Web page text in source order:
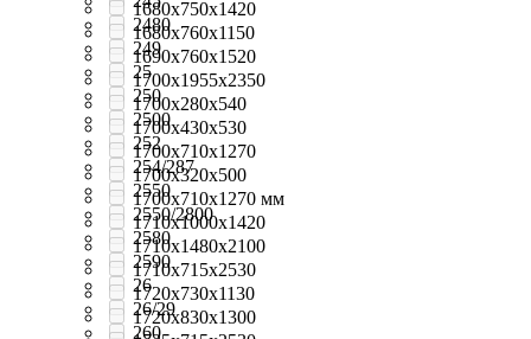
2480
249
25
250
2500
252
254/287
2550
2550/2800
2580
2590
26
26/29
260
1680x750x1420
1680x760x1150
1690x760x1520
1700x1955x2350
1700x280x540
1700x430x530
1700x710x1270
1700х320х500
1700х710х1270 мм
1710x1000x1420
1710x1480x2100
1710x715x2530
1720x730x1130
1720x830x1300